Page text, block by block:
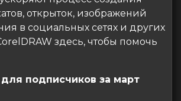
открыток, изображений
в социальных сетях и других
здесь, чтобы помочь
подписчиков за март